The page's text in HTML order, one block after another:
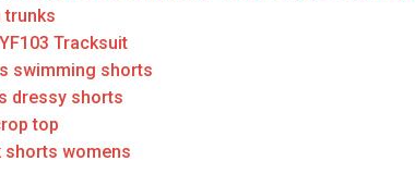
trunks
Tracksuit
swimming shorts
dressy shorts
top
shorts womens